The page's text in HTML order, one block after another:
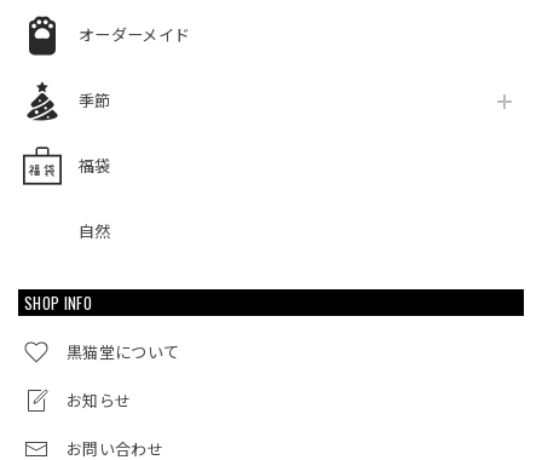
オーダーメイド
季節
福袋
自然
SHOP INFO
黒猫堂について
お知らせ
お問い合わせ